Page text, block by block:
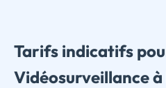
Tarifs indicatifs
Vidéosurveillance